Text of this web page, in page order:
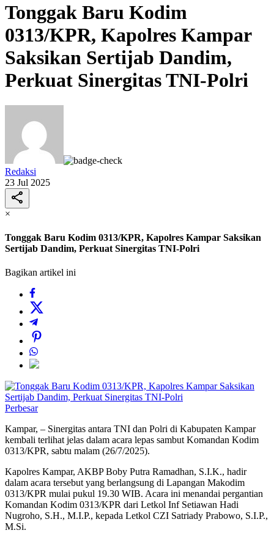
Tonggak Baru Kodim
0313/KPR, Kapolres Kampar
Saksikan Sertijab Dandim,
Perkuat Sinergitas TNI-Polri
Redaksi
23 Jul 2025
×
Tonggak Baru Kodim 0313/KPR, Kapolres Kampar Saksikan
Sertijab Dandim, Perkuat Sinergitas TNI-Polri
Bagikan artikel ini
Perbesar
Kampar, – Sinergitas antara TNI dan Polri di Kabupaten Kampar
kembali terlihat jelas dalam acara lepas sambut Komandan Kodim
0313/KPR, sabtu malam (26/7/2025).
Kapolres Kampar, AKBP Boby Putra Ramadhan, S.I.K., hadir
dalam acara tersebut yang berlangsung di Lapangan Makodim
0313/KPR mulai pukul 19.30 WIB. Acara ini menandai pergantian
Komandan Kodim 0313/KPR dari Letkol Inf Setiawan Hadi
Nugroho, S.H., M.I.P., kepada Letkol CZI Satriady Prabowo, S.I.P.,
M.Si.